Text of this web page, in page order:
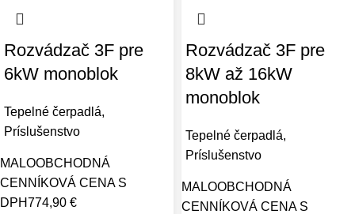
Rozvádzač 3F pre
6kW monoblok
Tepelné čerpadlá,
Príslušenstvo
MALOOBCHODNÁ
CENNÍKOVÁ CENA S
DPH774,90 €
Rozvádzač 3F pre
8kW až 16kW
monoblok
Tepelné čerpadlá,
Príslušenstvo
MALOOBCHODNÁ
CENNÍKOVÁ CENA S